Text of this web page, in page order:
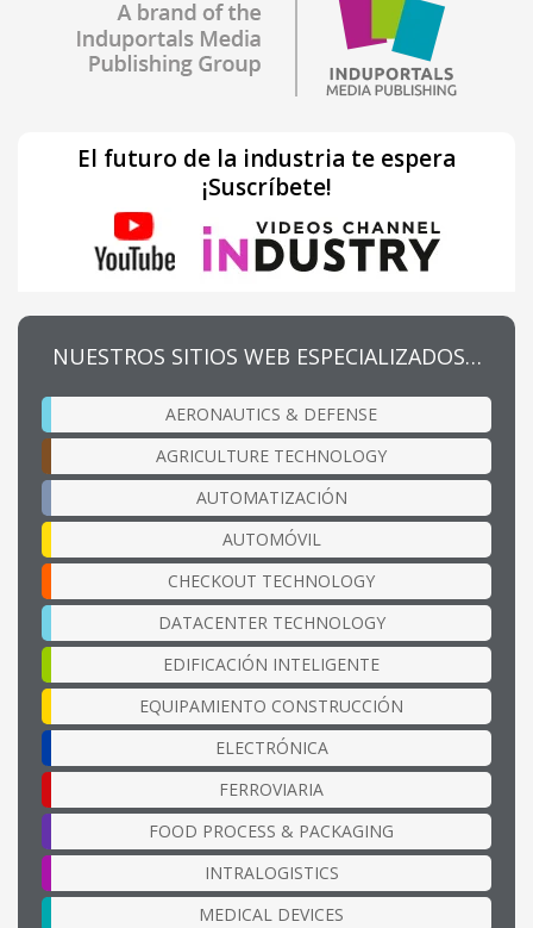
El futuro de la industria te espera
¡Suscríbete!
NUESTROS SITIOS WEB ESPECIALIZADOS…
AERONAUTICS & DEFENSE
AGRICULTURE TECHNOLOGY
AUTOMATIZACIÓN
AUTOMÓVIL
CHECKOUT TECHNOLOGY
DATACENTER TECHNOLOGY
EDIFICACIÓN INTELIGENTE
EQUIPAMIENTO CONSTRUCCIÓN
ELECTRÓNICA
FERROVIARIA
FOOD PROCESS & PACKAGING
INTRALOGISTICS
MEDICAL DEVICES